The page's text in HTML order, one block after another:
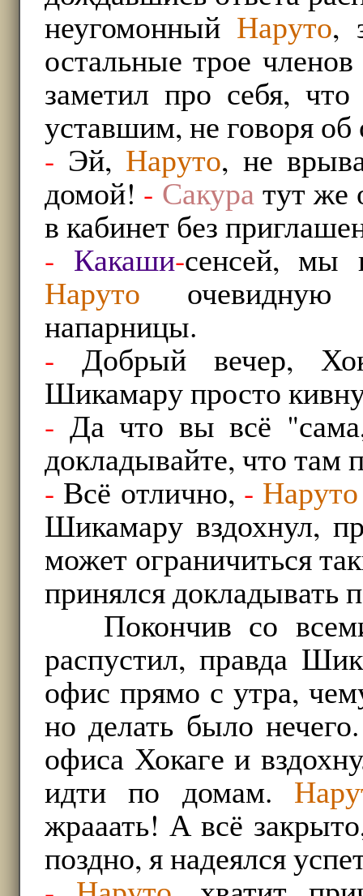
неугомонный Наруто,
остальные трое
заметил про себя,
уставшим, не говоря
- Эй, Наруто, не
домой! - Сакуратут же
в кабинет без
- Какаши-сенсей, мы
Наруто очевидную
напарницы.
- Добрый вечер,
Шикамару просто
- Да что вы всё
докладывайте, что там
- Всё отлично, - Наруто
Шикамару вздохнул,
может ограничиться
принялся докладывать
Покончив со
распустил, правда
офис прямо с утра,
но делать было
офиса Хокаге и
идти по домам.
жрааать! А всё
поздно, я надеялся